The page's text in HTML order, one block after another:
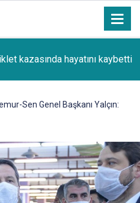
kazasında hayatını kaybetti
Sen Genel Başkanı Yalçın: